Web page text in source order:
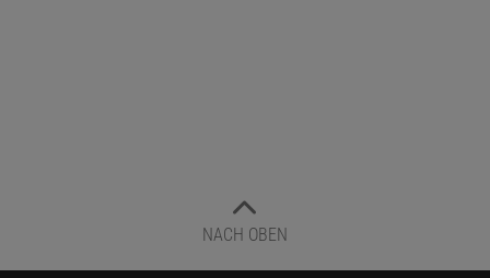
NACH OBEN